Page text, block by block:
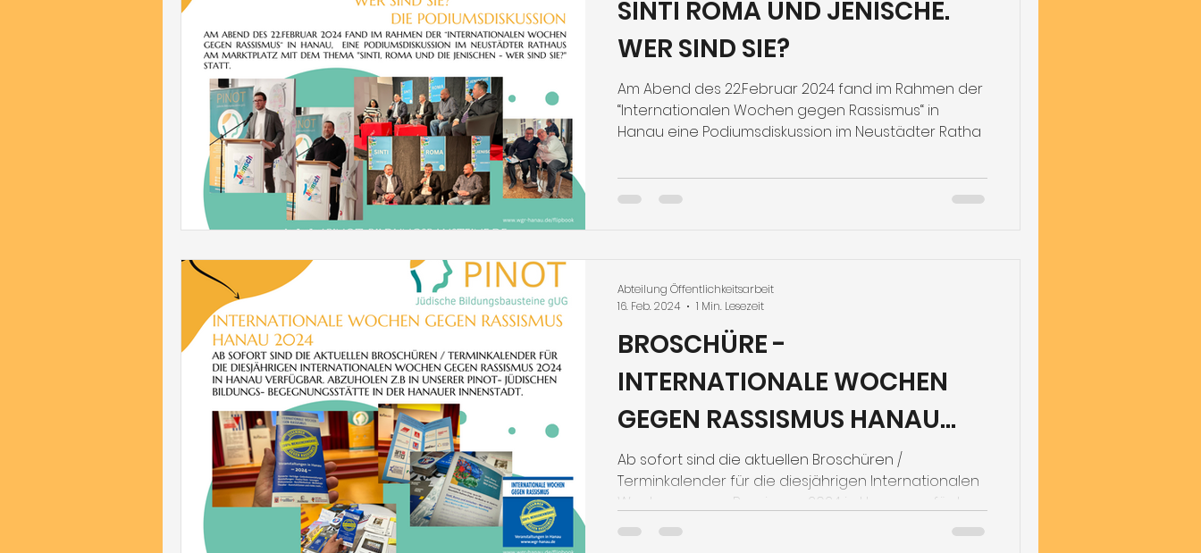
SINTI ROMA UND JENISCHE.
WER SIND SIE?
Am Abend des 22.Februar 2024 fand im Rahmen der
“Internationalen Wochen gegen Rassismus“ in
Hanau eine Podiumsdiskussion im Neustädter Ratha
BROSCHÜRE -
INTERNATIONALE WOCHEN
GEGEN RASSISMUS HANAU
2024
Ab sofort sind die aktuellen Broschüren /
Terminkalender für die diesjährigen Internationalen
Wochen gegen Rassismus 2024 in Hanau verfügbar
Abteilung Öffentlichkeitsarbeit
16. Feb. 2024
1 Min. Lesezeit